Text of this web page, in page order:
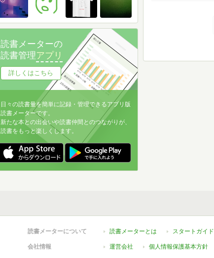
読書メーターの
読書管理アプリ
詳しくはこちら
日々の読書量を簡単に記録・管理できるアプリ版
読書メーターです。
新たな本との出会いや読書仲間とのつながりが、
読書をもっと楽しくします。
読書メーターについて 読書メーターとは スタートガイド
会社情報 運営会社 個人情報保護基本方針